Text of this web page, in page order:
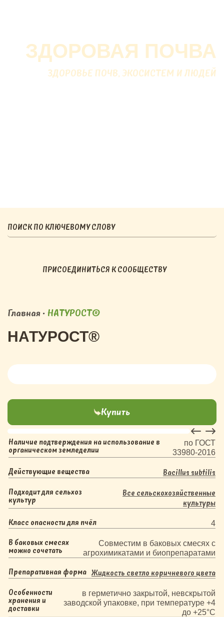
ЗДОРОВАЯ ПОЧВА
ЗДОРОВЬЕ ПОЧВ, ЭКОСИСТЕМ И ЛЮДЕЙ
ПРИСОЕДИНИТЬСЯ К СООБЩЕСТВУ
Главная • НАТУРОСТ®
НАТУРОСТ®
Купить
Наличие подтверждения на использование в
органическом земледелии
по ГОСТ
33980-2016
Действующие вещества Bacillus subtilis
Подходит для сельхоз
культур
Все сельскохозяйственные
культуры
Класс опасности для пчёл 4
В баковых смесях
можно сочетать
Совместим в баковых смесях с
агрохимикатами и биопрепаратами
Препаративная форма Жидкость светло коричневого цвета
Особенности
хранения и
доставки
в герметично закрытой, невскрытой
заводской упаковке, при температуре +4
до +25°C